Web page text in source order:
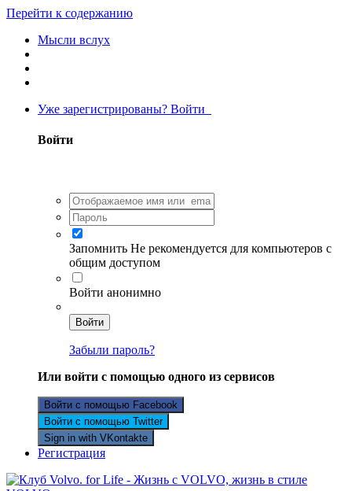
Перейти к содержанию
Мысли вслух
Уже зарегистрированы? Войти
Войти
Запомнить Не рекомендуется для компьютеров с
общим доступом
Войти анонимно
Войти
Забыли пароль?
Или войти с помощью одного из сервисов
Войти с помощью Facebook
Войти с помощью Twitter
Sign in with VKontakte
Регистрация